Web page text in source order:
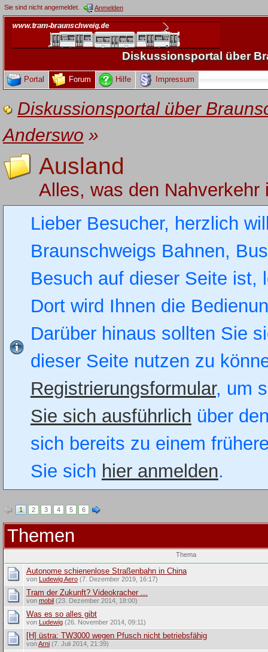
Sie sind nicht angemeldet. Anmelden
Diskussionsportal über
Portal Forum Hilfe Impressum
Diskussionsportal über
Anderswo »
Ausland
Alles, was den Nahverkehr
Lieber Besucher, herzlich
Braunschweigs Bahnen,
Besuch auf dieser Seite
Dort wird Ihnen die
Darüber hinaus sollten Sie
dieser Seite nutzen zu
Registrierungsformular, um
Sie sich ausführlich über
sich bereits zu einem
Sie sich hier anmelden.
1 2 3 4 5 6
Themen
Thema
Autonome schienenlose Straßenbahn in China
von Ludewig Aero(7. Dezember 2019, 16:17)
Tram der Zukunft? Videokracher ...
von mobil (23. Dezember 2014, 18:00)
Was es so alles gibt
von Ludewig(26. November 2014, 09:11)
[H] üstra: TW3000 wegen Pfusch nicht betriebsfähig
vonArni(7. Juli 2014, 21:39)